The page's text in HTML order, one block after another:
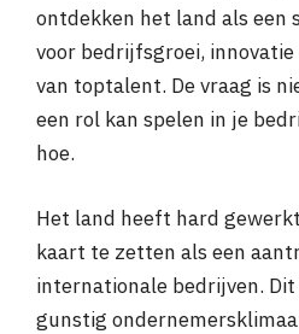
ontdekken het land als een
voor bedrijfsgroei,
van toptalent. De vraag is
een rol kan spelen in je
hoe.
Het land heeft hard
kaart te zetten als een
internationale bedrijven.
gunstig